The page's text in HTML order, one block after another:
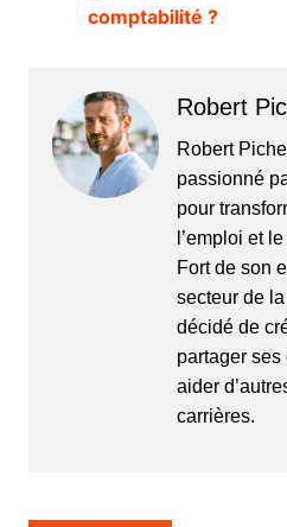
comptabilité ?
Robert
Robert
passionné
pour
l’emploi et
Fort de son
secteur de
décidé de
partager
aider
carrières.